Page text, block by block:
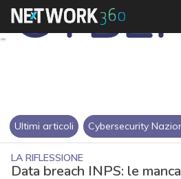
Ultimi articoli Cybersecurity
LA RIFLESSIONE
Data breach INPS: le